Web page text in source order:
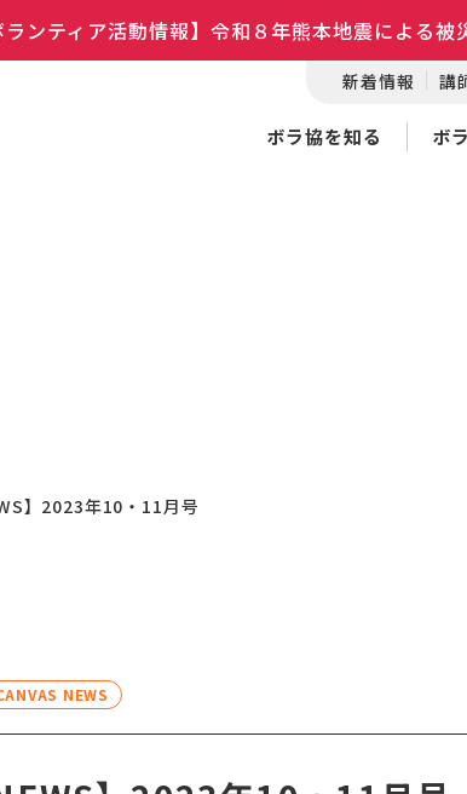
ランティア活動情報】令和８年熊本地震による
新着情報 講
ボラ協を知る ボ
】2023年10・11月号
NEWS